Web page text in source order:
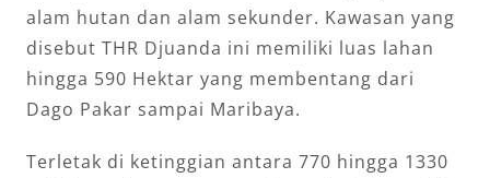
alam hutan dan alam sekunder. Kawasan yang
disebut THR Djuanda ini memiliki luas lahan
hingga 590 Hektar yang membentang dari
Dago Pakar sampai Maribaya.
Terletak di ketinggian antara 770 hingga 1330